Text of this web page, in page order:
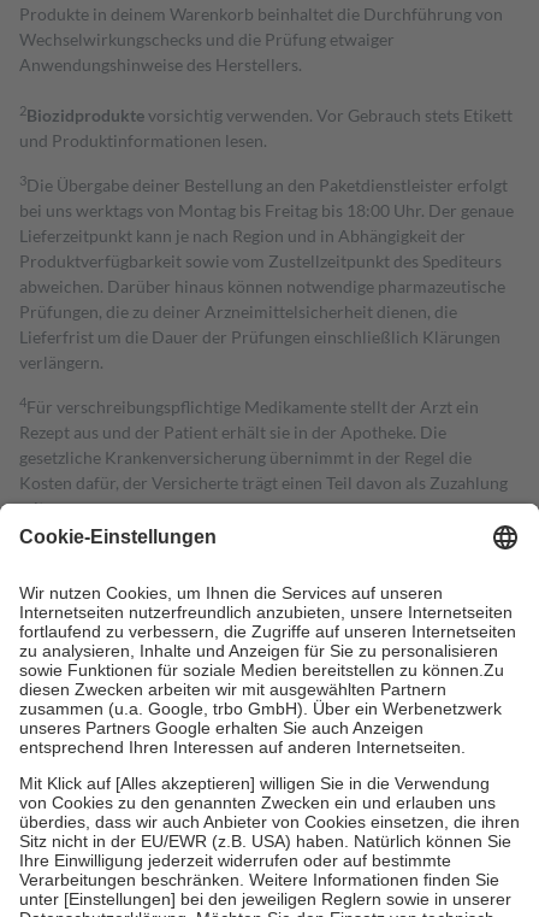
Produkte in deinem Warenkorb beinhaltet die Durchführung von
Wechselwirkungschecks und die Prüfung etwaiger
Anwendungshinweise des Herstellers.
2Biozidproduktevorsichtig verwenden. Vor Gebrauch stets Etikett
und Produktinformationen lesen.
3Die Übergabe deiner Bestellung an den Paketdienstleister erfolgt
bei uns werktags von Montag bis Freitag bis 18:00 Uhr. Der genaue
Lieferzeitpunkt kann je nach Region und in Abhängigkeit der
Produktverfügbarkeit sowie vom Zustellzeitpunkt des Spediteurs
abweichen. Darüber hinaus können notwendige pharmazeutische
Prüfungen, die zu deiner Arzneimittelsicherheit dienen, die
Lieferfrist um die Dauer der Prüfungen einschließlich Klärungen
verlängern.
4Für verschreibungspflichtige Medikamente stellt der Arzt ein
Rezept aus und der Patient erhält sie in der Apotheke. Die
gesetzliche Krankenversicherung übernimmt in der Regel die
Kosten dafür, der Versicherte trägt einen Teil davon als Zuzahlung
mit.
Grundsätzlich leisten Mitglieder Zuzahlungen in Höhe von zehn
höchstens zehn Euro.
Es sind jedoch nie mehr als die tatsächlichen
Kosten der Leistung zu entrichten.
Diese Regeln gelten grundsätzlich auch für Online-Apotheken.
Bei Heilmitteln und häuslicher Krankenpflege beträgt die
Zuzahlung zehn Prozent der Kosten sowie zehn Euro je
Verordnung.
Um das Engagement der Versicherten für ihre eigene Gesundheit zu
stärken und die besondere Stellung der Familie zu unterstützen,
fallenkeine Zuzahlungenan bei:
• Kindern und Jugendlichen bis zum vollendeten 18. Lebensjahr
mit Ausnahme der Fahrkosten
• Untersuchungen zur Vorsorge und Früherkennung, die von der
GKV getragen werden
• empfohlenen Schutzimpfungen